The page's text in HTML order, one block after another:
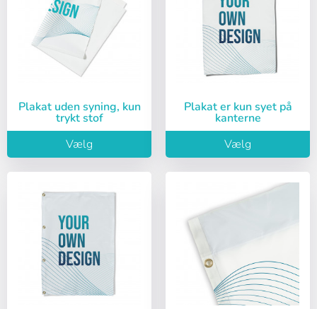
Plakat uden syning, kun
trykt stof
Vælg
Plakat er kun syet på
kanterne
Vælg